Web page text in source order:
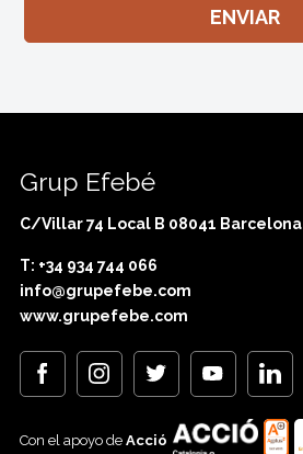
Grup Efebé
C/Villar 74 Local B 08041 Barcelona
T: +34 934 744 066
info@grupefebe.com
www.grupefebe.com
Con el apoyo de Acció